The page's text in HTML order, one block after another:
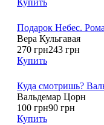
Купить
Подарок Небес.
Вера Кульгавая
270 грн243 грн
Купить
Куда смотришь?
Вальдемар Цорн
100 грн90 грн
Купить